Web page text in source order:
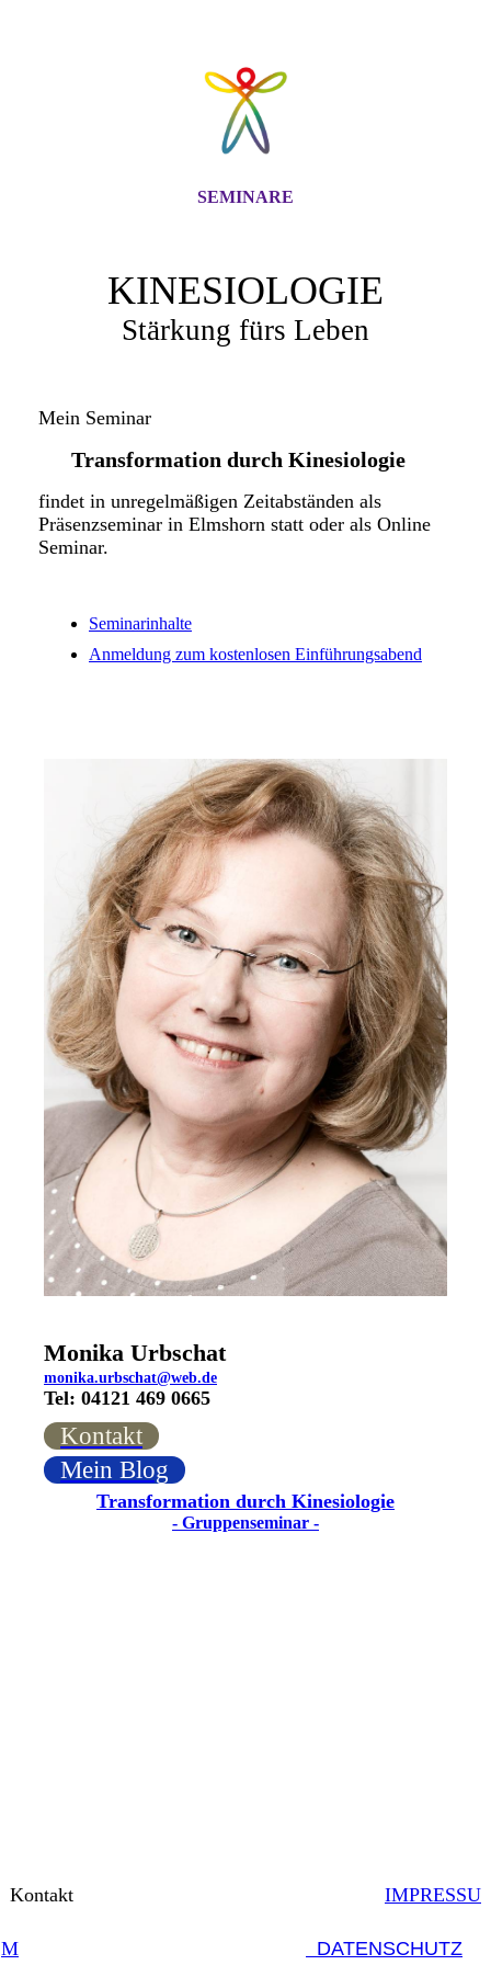
SEMINARE
KINESIOLOGIE
Stärkung fürs Leben
Mein Seminar
Transformation durch Kinesiologie
findet in unregelmäßigen Zeitabständen als
Präsenzseminar in Elmshorn statt oder als Online
Seminar.
Seminarinhalte
Anmeldung zum kostenlosen Einführungsabend
Monika Urbschat
monika.urbschat@web.de
Tel: 04121 469 0665
Kontakt
Mein Blog
Transformation durch Kinesiologie
- Gruppenseminar -
Kontakt IMPRESSU
M DATENSCHUTZ